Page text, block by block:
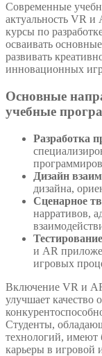
Современные
актуальность VR и
курсы по
осваивать
развивать
инновационных
Основные
учебные
Разработка
Дизайн
дизайна,
Сценарное
нарративов,
и AR
игровых
Включение VR и
улучшает качество
Студенты,
технологий, имеют
карьеры в игровой